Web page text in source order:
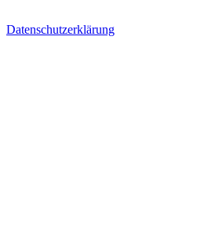
Datenschutzerklärung